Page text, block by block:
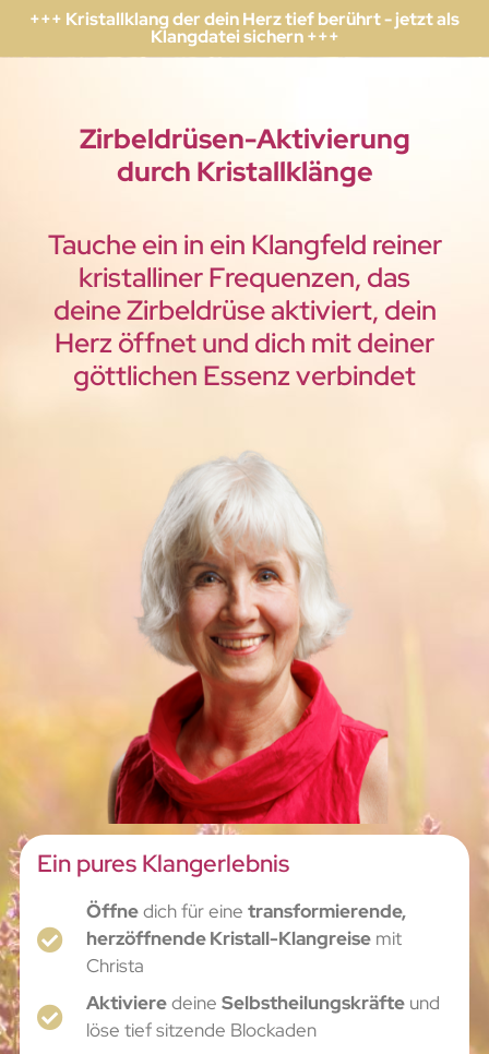
+++ Kristallklang der dein Herz tief berührt - jetzt als
Klangdatei sichern +++
Zirbeldrüsen-Aktivierung
durch Kristallklänge
Tauche ein in ein Klangfeld reiner
kristalliner Frequenzen, das
deine Zirbeldrüse aktiviert, dein
Herz öffnet und dich mit deiner
göttlichen Essenz verbindet
Ein pures Klangerlebnis
Öffnedich für einetransformierende,
herzöffnende Kristall-Klangreise mit
Christa
AktivieredeineSelbstheilungskräfte und
löse tief sitzende Blockaden